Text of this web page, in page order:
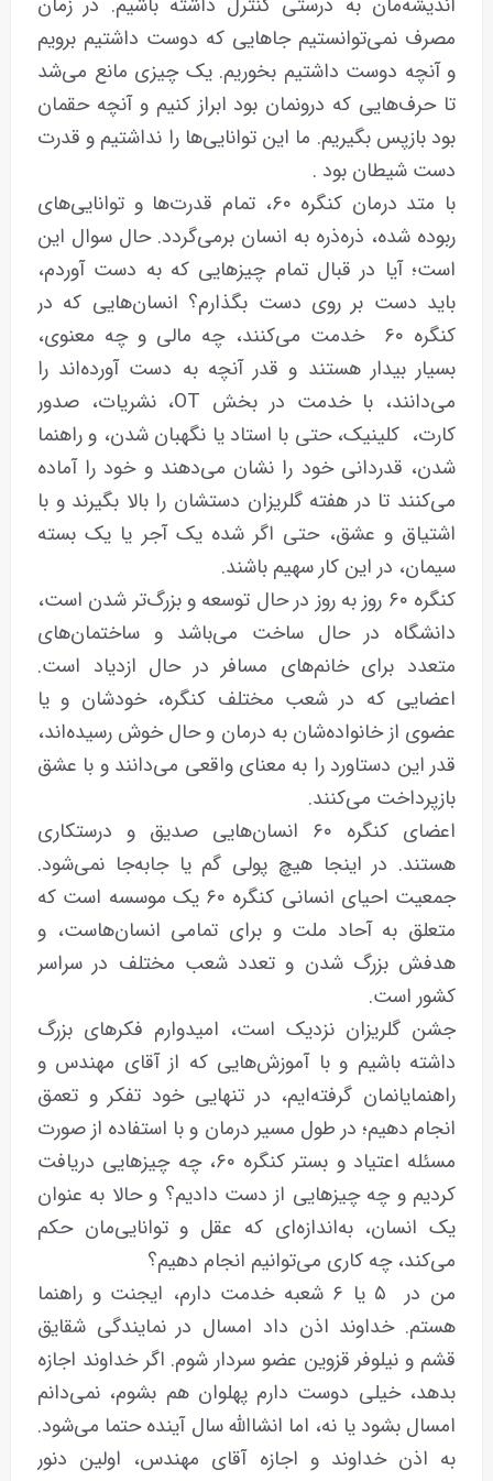
مصرف نمی‌توانستیم جاهایی که دوست داشتیم برویم
و آنچه دوست داشتیم بخوریم. یک چیزی مانع می‌شد
تا حرف‌هایی که درونمان بود ابراز کنیم و آنچه حقمان
بود بازپس بگیریم. ما این توانایی‌ها را نداشتیم و قدرت
دست شیطان بود .
با متد درمان کنگره ۶۰، تمام قدرت‌ها و توانایی‌های
ربوده شده، ذره‌ذره به انسان برمی‌گردد. حال سوال این
است؛ آیا در قبال تمام چیزهایی که به دست آوردم،
باید دست بر روی دست بگذارم؟ انسان‌هایی که در
کنگره ۶۰ خدمت می‌کنند، چه مالی و چه معنوی،
بسیار بیدار هستند و قدر آنچه به دست آورده‌اند را
می‌دانند، با خدمت در بخش OT، نشریات، صدور
کارت، کلینیک، حتی با استاد یا نگهبان شدن، و راهنما
شدن، قدردانی خود را نشان می‌دهند و خود را آماده
می‌کنند تا در هفته گلریزان دستشان را بالا بگیرند و با
اشتیاق و عشق، حتی اگر شده یک آجر یا یک بسته
سیمان، در این کار سهیم باشند.
کنگره ۶۰ روز به روز در حال توسعه و بزرگ‌تر شدن است،
دانشگاه در حال ساخت می‌باشد و ساختمان‌های
متعدد برای خانم‌های مسافر در حال ازدیاد است.
اعضایی که در شعب مختلف کنگره، خودشان و یا
عضوی از خانواده‌شان به درمان و حال خوش رسیده‌اند،
قدر این دستاورد را به معنای واقعی می‌دانند و با عشق
بازپرداخت می‌کنند.
اعضای کنگره ۶۰ انسان‌هایی صدیق و درستکاری
هستند. در اینجا هیچ پولی گم یا جابه‌جا نمی‌شود.
جمعیت احیای انسانی کنگره ۶۰ یک موسسه است که
متعلق به آحاد ملت و برای تمامی انسان‌هاست، و
هدفش بزرگ شدن و تعدد شعب مختلف در سراسر
کشور است.
جشن گلریزان نزدیک است، امیدوارم فکرهای بزرگ
داشته باشیم و با آموزش‌هایی که از آقای مهندس و
راهنمایانمان گرفته‌ایم، در تنهایی خود تفکر و تعمق
انجام ‌دهیم؛ در طول مسیر درمان و با استفاده از صورت
مسئله اعتیاد و بستر کنگره ۶۰، چه چیزهایی دریافت
کردیم و چه چیزهایی از دست دادیم؟ و حالا به عنوان
یک انسان، به‌اندازه‌ای که عقل و توانایی‌مان حکم
می‌کند، چه کاری می‌توانیم انجام دهیم؟
من در ۵ یا ۶ شعبه خدمت دارم، ایجنت و راهنما
هستم. خداوند اذن داد امسال در نمایندگی شقایق
قشم و نیلوفر قزوین عضو سردار شوم. اگر خداوند اجازه
بدهد، خیلی دوست دارم پهلوان هم بشوم، نمی‌دانم
امسال بشود یا نه، اما انشاالله سال آینده حتما می‌شود.
به اذن خداوند و اجازه آقای مهندس، اولین دنور